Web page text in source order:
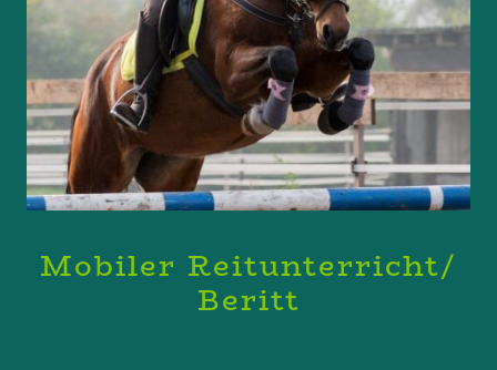
Mobiler Reitunterricht/
Beritt